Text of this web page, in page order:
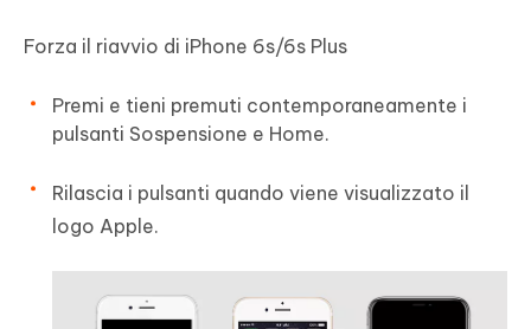
Forza il riavvio di iPhone 6s/6s Plus
Premi e tieni premuti contemporaneamente i
pulsanti Sospensione e Home.
Rilascia i pulsanti quando viene visualizzato il
logo Apple.